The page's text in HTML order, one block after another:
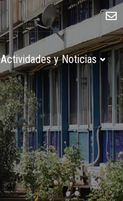
Actividades y Noticias